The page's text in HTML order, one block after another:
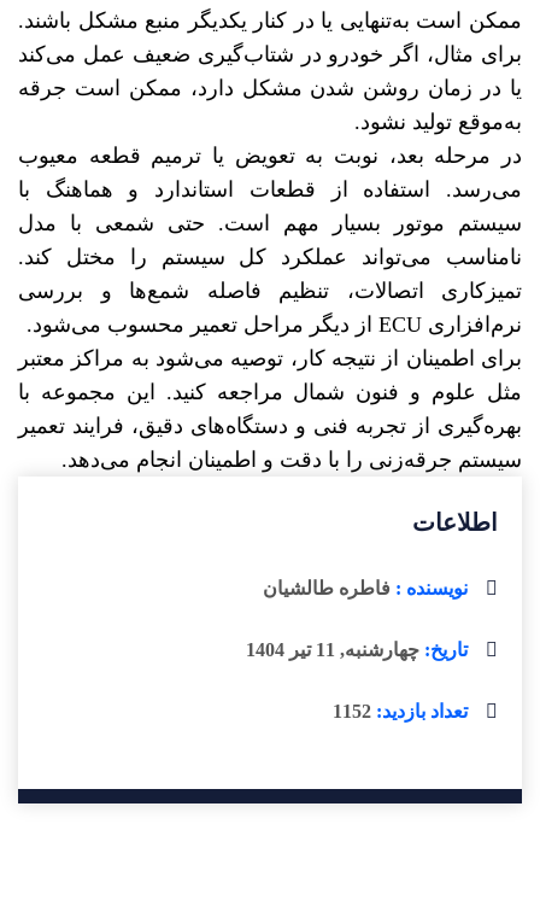
ممکن است به‌تنهایی یا در کنار یکدیگر منبع مشکل باشند.
برای مثال، اگر خودرو در شتاب‌گیری ضعیف عمل می‌کند
یا در زمان روشن شدن مشکل دارد، ممکن است جرقه
به‌موقع تولید نشود.
در مرحله بعد، نوبت به تعویض یا ترمیم قطعه معیوب
می‌رسد. استفاده از قطعات استاندارد و هماهنگ با
سیستم موتور بسیار مهم است. حتی شمعی با مدل
نامناسب می‌تواند عملکرد کل سیستم را مختل کند.
تمیزکاری اتصالات، تنظیم فاصله شمع‌ها و بررسی
نرم‌افزاری ECU از دیگر مراحل تعمیر محسوب می‌شود.
برای اطمینان از نتیجه کار، توصیه می‌شود به مراکز معتبر
مثل علوم و فنون شمال مراجعه کنید. این مجموعه با
بهره‌گیری از تجربه فنی و دستگاه‌های دقیق، فرایند تعمیر
سیستم جرقه‌زنی را با دقت و اطمینان انجام می‌دهد.
اطلاعات
نویسنده : فاطره طالشیان
تاریخ: چهارشنبه, 11 تیر 1404
تعداد بازدید: 1152